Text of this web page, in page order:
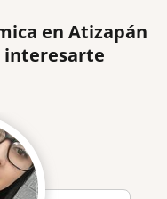
en Atizapán
interesarte